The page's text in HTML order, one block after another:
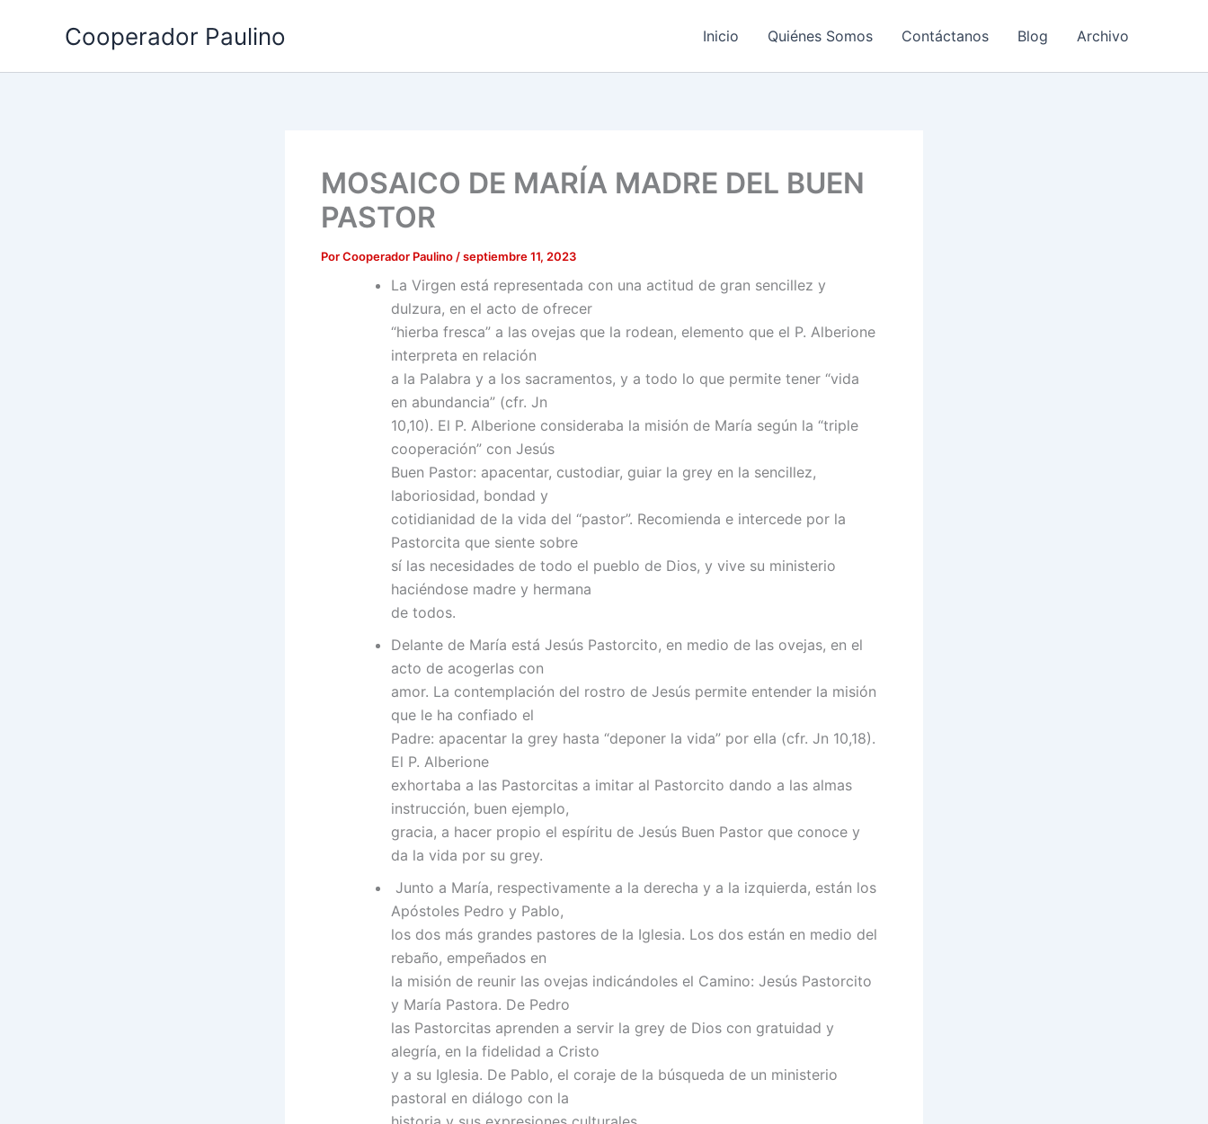
Cooperador Paulino Inicio Quiénes Somos Contáctanos Blog Archivo
MOSAICO DE MARÍA MADRE DEL BUEN
PASTOR
PorCooperador Paulino /septiembre 11, 2023
La Virgen está representada con una actitud de gran sencillez y
dulzura, en el acto de ofrecer
“hierba fresca” a las ovejas que la rodean, elemento que el P. Alberione
interpreta en relación
a la Palabra y a los sacramentos, y a todo lo que permite tener “vida
en abundancia” (cfr. Jn
10,10). El P. Alberione consideraba la misión de María según la “triple
cooperación” con Jesús
Buen Pastor: apacentar, custodiar, guiar la grey en la sencillez,
laboriosidad, bondad y
cotidianidad de la vida del “pastor”. Recomienda e intercede por la
Pastorcita que siente sobre
sí las necesidades de todo el pueblo de Dios, y vive su ministerio
haciéndose madre y hermana
de todos.
Delante de María está Jesús Pastorcito, en medio de las ovejas, en el
acto de acogerlas con
amor. La contemplación del rostro de Jesús permite entender la misión
que le ha confiado el
Padre: apacentar la grey hasta “deponer la vida” por ella (cfr. Jn 10,18).
El P. Alberione
exhortaba a las Pastorcitas a imitar al Pastorcito dando a las almas
instrucción, buen ejemplo,
gracia, a hacer propio el espíritu de Jesús Buen Pastor que conoce y
da la vida por su grey.
Junto a María, respectivamente a la derecha y a la izquierda, están los
Apóstoles Pedro y Pablo,
los dos más grandes pastores de la Iglesia. Los dos están en medio del
rebaño, empeñados en
la misión de reunir las ovejas indicándoles el Camino: Jesús Pastorcito
y María Pastora. De Pedro
las Pastorcitas aprenden a servir la grey de Dios con gratuidad y
alegría, en la fidelidad a Cristo
y a su Iglesia. De Pablo, el coraje de la búsqueda de un ministerio
pastoral en diálogo con la